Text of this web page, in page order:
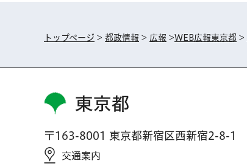
トップページ > 都政情報 > 広報 >WEB広報東京都 >
東京都
〒163-8001 東京都新宿区西新宿2-8-1
交通案内